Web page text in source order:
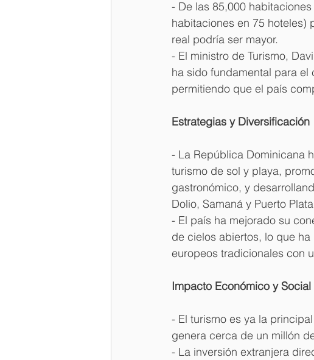
- De las 85,000
habitaciones en 75 hoteles)
real podría ser mayor.
- El ministro de Turismo,
ha sido fundamental para
permitiendo que el país
Estrategias y Diversificación
- La República Dominicana
turismo de sol y playa,
gastronómico, y
Dolio, Samaná y Puerto
- El país ha mejorado su
de cielos abiertos, lo que
europeos tradicionales con
Impacto Económico y Social
- El turismo es ya la
genera cerca de un millón
- La inversión extranjera